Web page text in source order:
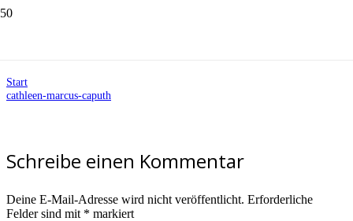
Start
cathleen-marcus-caputh
Schreibe einen Kommentar
Deine E-Mail-Adresse wird nicht veröffentlicht. Erforderliche
Felder sind mit * markiert